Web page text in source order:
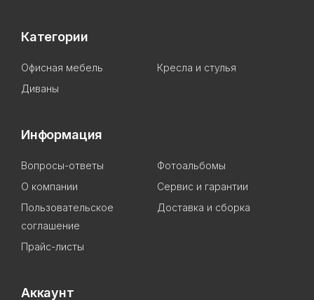
Категории
Офисная мебель
Кресла и стулья
Диваны
Информация
Вопросы-ответы
Фотоальбомы
О компании
Сервис и гарантии
Пользовательское
соглашение
Доставка и сборка
Прайс-листы
Аккаунт